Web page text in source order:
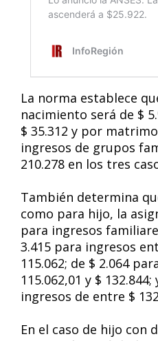
La norma establece
nacimiento será de $
$ 35.312 y por
ingresos de grupos
210.278 en los tres
También determina
como para hijo, la
para ingresos
3.415 para ingresos
115.062; de $ 2.064
115.062,01 y $
ingresos de entre $
En el caso de hijo con